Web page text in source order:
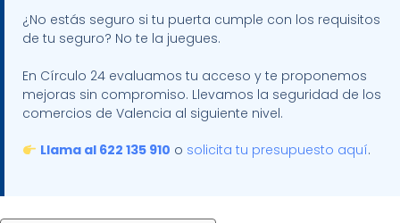
¿No estás seguro si tu puerta cumple con los requisitos
de tu seguro? No te la juegues.
En Círculo 24 evaluamos tu acceso y te proponemos
mejoras sin compromiso. Llevamos la seguridad de los
comercios de Valencia al siguiente nivel.
Llama al 622 135 910 o solicita tu presupuesto aquí.